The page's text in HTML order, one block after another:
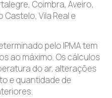
Coimbra, Aveiro,
Castelo, Vila Real e
pelo IPMA tem
ao máximo. Os cálculos
do ar, alterações
e quantidade de